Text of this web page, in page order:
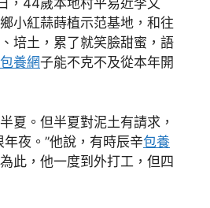
，44歲本地村平易近李文
小紅蒜蒔植示范基地，和往
培土，累了就笑臉甜蜜，語
包養網子能不克不及從本年開
夏。但半夏對泥土有請求，
夜。”他說，有時辰辛包養
此，他一度到外打工，但四